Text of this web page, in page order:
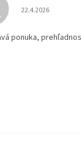
Hodnotenie
22.4.2026
ponuka,